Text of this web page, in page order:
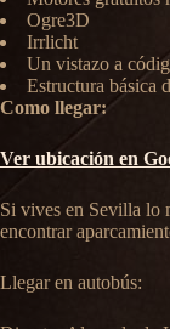
Ogre3D
Irrlicht
Un vistazo a
Estructura básica
Como llegar:
Ver ubicación en
Si vives en Sevilla lo
encontrar
Llegar en autobús: